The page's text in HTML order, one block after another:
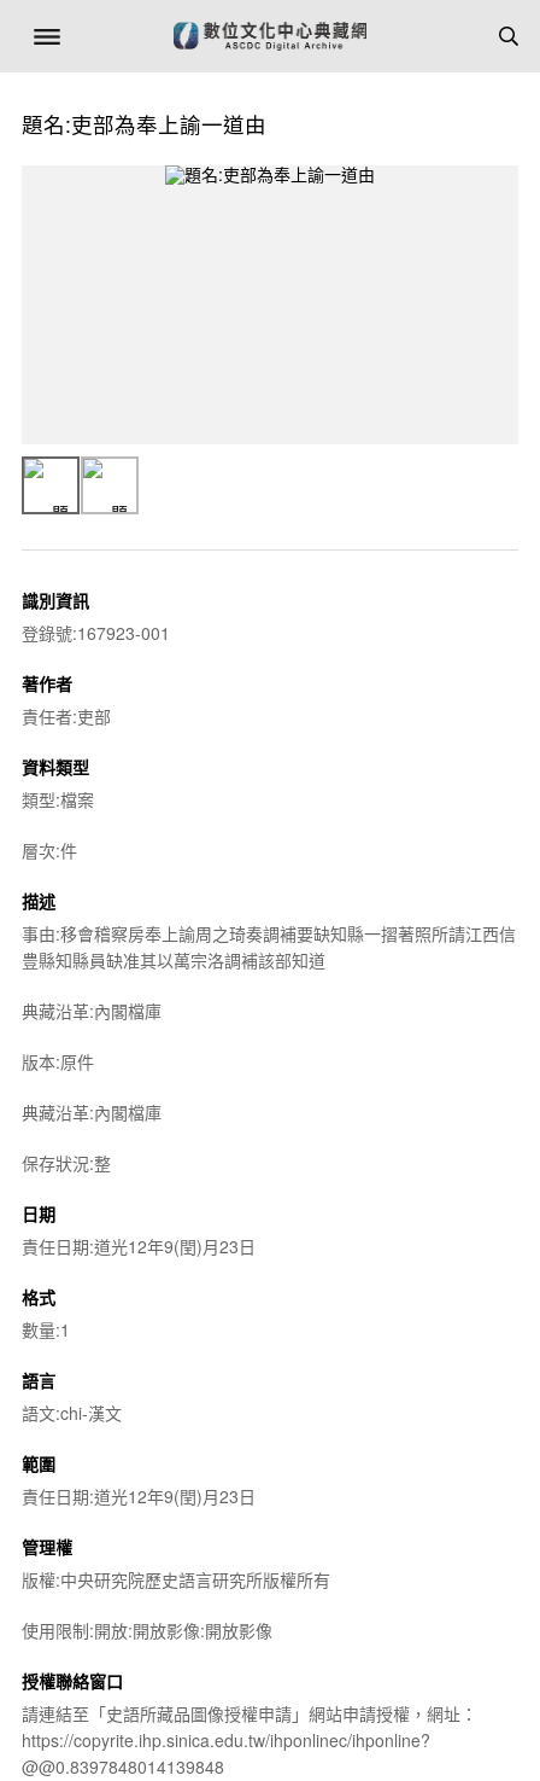
題名:吏部為奉上諭一道由
識別資訊
登錄號:167923-001
著作者
責任者:吏部
資料類型
類型:檔案
層次:件
描述
事由:移會稽察房奉上諭周之琦奏調補要缺知縣一摺著照所請江西信
豊縣知縣員缺准其以萬宗洛調補該部知道
典藏沿革:內閣檔庫
版本:原件
典藏沿革:內閣檔庫
保存狀況:整
日期
責任日期:道光12年9(閏)月23日
格式
數量:1
語言
語文:chi-漢文
範圍
責任日期:道光12年9(閏)月23日
管理權
版權:中央研究院歷史語言研究所版權所有
使用限制:開放:開放影像:開放影像
授權聯絡窗口
請連結至「史語所藏品圖像授權申請」網站申請授權，網址：
https://copyrite.ihp.sinica.edu.tw/ihponlinec/ihponline?
@@0.8397848014139848